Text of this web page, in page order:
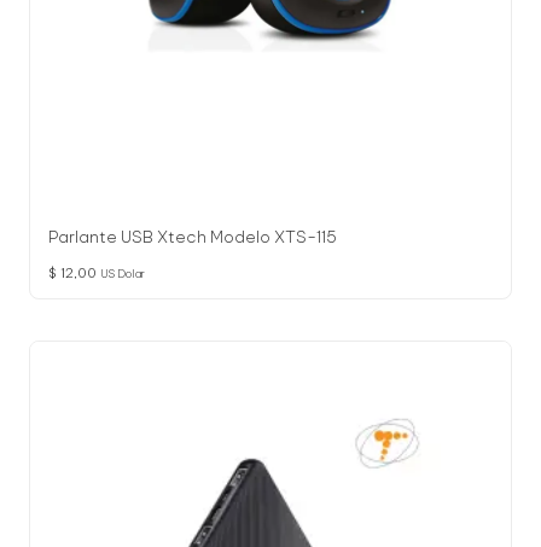
Parlante USB Xtech Modelo XTS-115
$ 12,00 US Dolar